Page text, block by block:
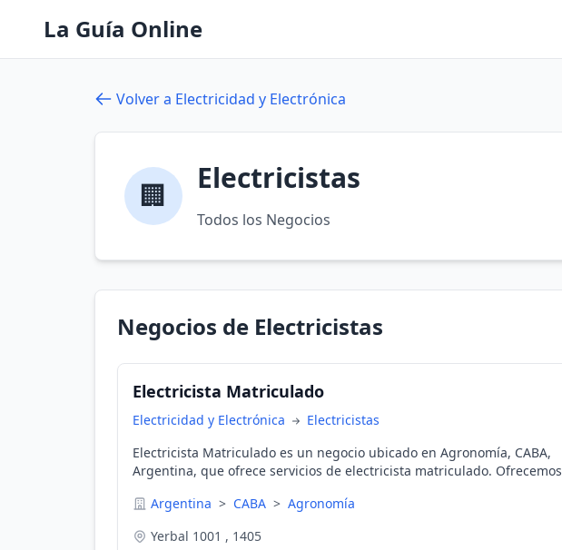
La Guía Online
Volver a Electricidad y Electrónica
🏢 Electricistas
Todos los Negocios
Negocios de Electricistas
Electricista Matriculado
Electricidad y Electrónica
Electricistas
Electricista Matriculado es un negocio ubicado en Agronomía, CABA,
Argentina, que ofrece servicios de electricista matriculado. Ofrecemos
tableros, cortocircuitos, fallas eléctricas, cambio de fases, entre otros.
Argentina > CABA > Agronomía
Yerbal 1001 , 1405